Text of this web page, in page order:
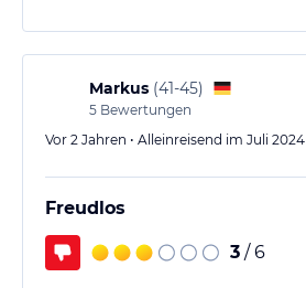
Markus (41-45)
5 Bewertungen
Vor 2 Jahren • Alleinreisend im Juli 2024
Freudlos
3 / 6